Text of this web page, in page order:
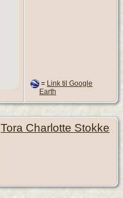
= Link til Google
Earth
Tora Charlotte Stokke